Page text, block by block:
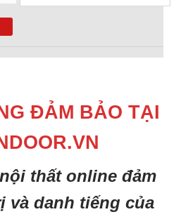
ĐẢM BẢO TẠI
thất online đảm
và danh tiếng của